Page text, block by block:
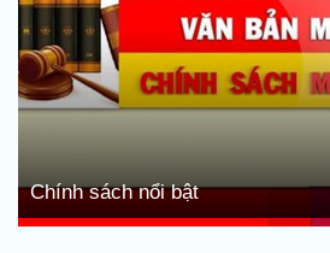
Chính sách nổi bật